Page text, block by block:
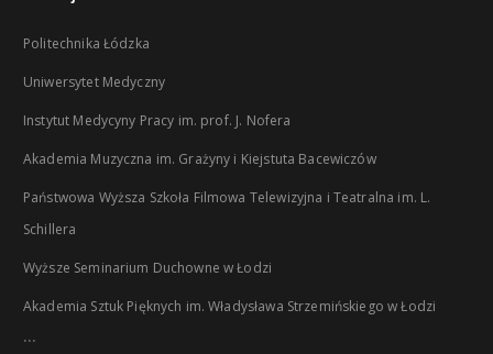
Politechnika Łódzka
Uniwersytet Medyczny
Instytut Medycyny Pracy im. prof. J. Nofera
Akademia Muzyczna im. Grażyny i Kiejstuta Bacewiczów
Państwowa Wyższa Szkoła Filmowa Telewizyjna i Teatralna im. L.
Schillera
Wyższe Seminarium Duchowne w Łodzi
Akademia Sztuk Pięknych im. Władysława Strzemińskiego w Łodzi
...